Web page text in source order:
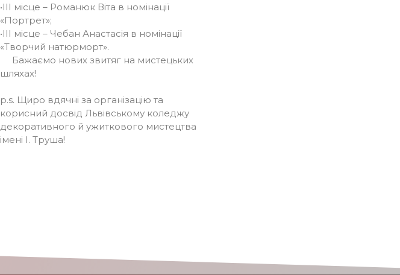
•ІІІ місце – Романюк Віта в номінації
«Портрет»;
•IІІ місце – Чебан Анастасія в номінації
«Творчий натюрморт».
Бажаємо нових звитяг на мистецьких
шляхах!
p.s. Щиро вдячні за організацію та
корисний досвід Львівському коледжу
декоративного й ужиткового мистецтва
імені І. Труша!